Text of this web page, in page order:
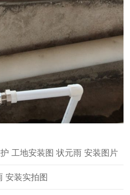
工地安装图 状元雨 安装图片
安装实拍图